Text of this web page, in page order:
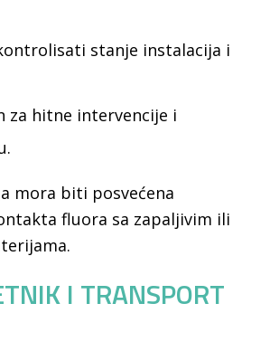
stanje instalacija i
za hitne intervencije i
mora biti posvećena
fluora sa zapaljivim ili
I TRANSPORT